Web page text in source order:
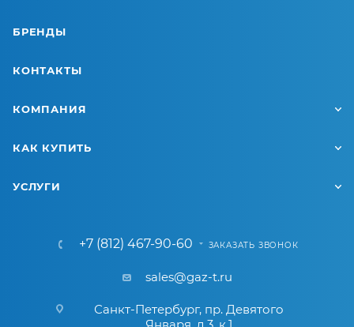
БРЕНДЫ
КОНТАКТЫ
КОМПАНИЯ
КАК КУПИТЬ
УСЛУГИ
+7 (812) 467-90-60 ЗАКАЗАТЬ ЗВОНОК
sales@gaz-t.ru
Санкт-Петербург, пр. Девятого